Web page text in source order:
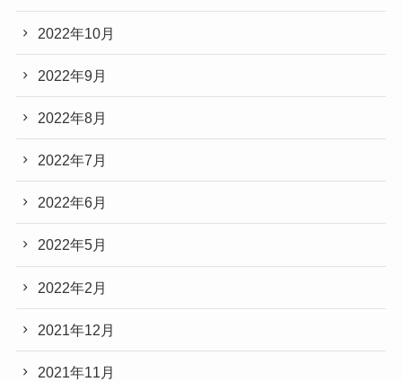
2022年10月
2022年9月
2022年8月
2022年7月
2022年6月
2022年5月
2022年2月
2021年12月
2021年11月